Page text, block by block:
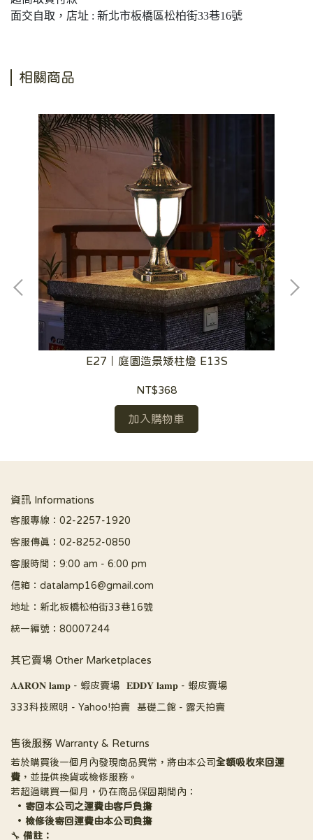
面交自取，店址 : 新北市板橋區松柏街33巷16號
相關商品
E27｜庭園造景矮柱燈 E13S
NT$368
加入購物車
資訊 Informations
客服專線：02-2257-1920
客服傳真：02-8252-0850
客服時間：9:00 am - 6:00 pm
信箱：datalamp16@gmail.com
地址：新北板橋松柏街33巷16號
統一編號：80007244
其它賣場 Other Marketplaces
𝐀𝐀𝐑𝐎𝐍 𝐥𝐚𝐦𝐩 - 蝦皮賣場
𝐄𝐃𝐃𝐘 𝐥𝐚𝐦𝐩 - 蝦皮賣場
333科技照明 - Yahoo!拍賣
基礎二館 - 露天拍賣
售後服務 Warranty & Returns
若於購買後一個月內發現商品異常，將由本公司全額吸收來回運
費 ，並提供換貨或檢修服務。
若超過購買一個月，仍在商品保固期間內：
寄回本公司之運費由客戶負擔
檢修後寄回運費由本公司負擔
🔧 備註：